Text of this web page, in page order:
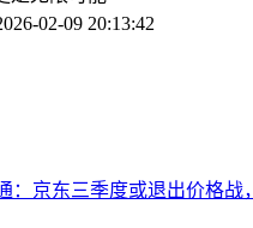
02-09 20:13:42